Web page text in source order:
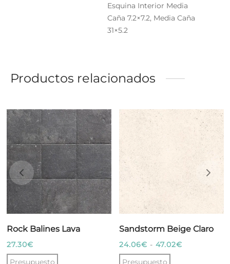
Esquina Interior Media
Caña 7.2×7.2, Media Caña
31×5.2
Productos relacionados
Rock Balines Lava
27.30€
Presupuesto
Sandstorm Beige Claro
24.06€ - 47.02€Rango
Presupuesto